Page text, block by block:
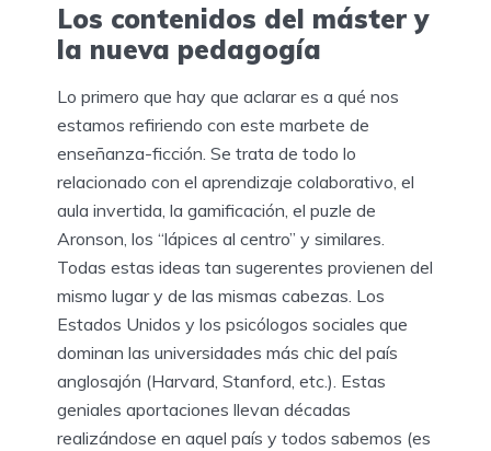
Los contenidos del máster y
la nueva pedagogía
Lo primero que hay que aclarar es a qué nos
estamos refiriendo con este marbete de
enseñanza-ficción. Se trata de todo lo
relacionado con el aprendizaje colaborativo, el
aula invertida, la gamificación, el puzle de
Aronson, los “lápices al centro” y similares.
Todas estas ideas tan sugerentes provienen del
mismo lugar y de las mismas cabezas. Los
Estados Unidos y los psicólogos sociales que
dominan las universidades más chic del país
anglosajón (Harvard, Stanford, etc.). Estas
geniales aportaciones llevan décadas
realizándose en aquel país y todos sabemos (es